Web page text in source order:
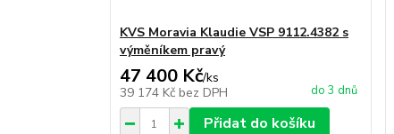
KVS Moravia Klaudie VSP 9112.4382 s
výměníkem pravý
47 400 Kč/ks
39 174 Kč bez DPH do 3 dnů
Přidat do košíku